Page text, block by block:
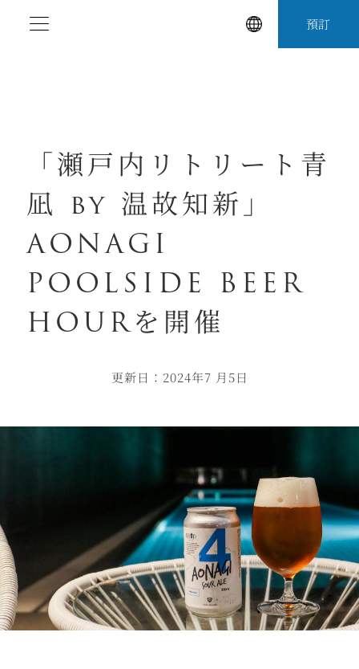
預訂
「瀬⼾内リトリート⻘
凪 by 温故知新」
AONAGI
POOLSIDE BEER
HOURを開催
更新日：2024年7 月5日